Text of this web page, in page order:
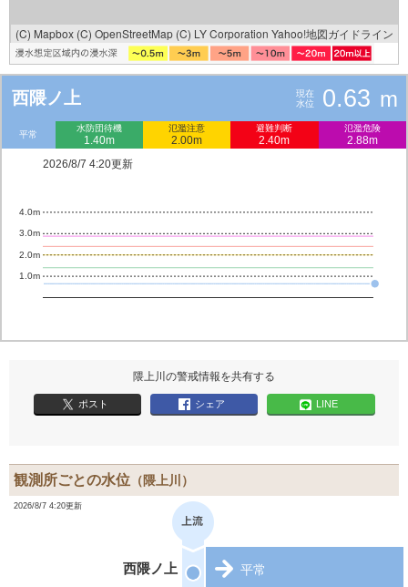
(C) Mapbox (C) OpenStreetMap (C) LY Corporation Yahoo!地図ガイドライン
西隈ノ上
現在
水位
0.63 m
平常
水防団待機
1.40m
氾濫注意
2.00m
避難判断
2.40m
氾濫危険
2.88m
2026/8/7 4:20更新
1.0m
2.0m
3.0m
4.0m
隈上川の警戒情報を共有する
ポスト シェア LINE
観測所ごとの水位 （隈上川）
2026/8/7 4:20更新
西隈ノ上 平常